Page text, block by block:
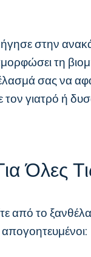
στην
τη
σας να
γιατρό ή
Όλες
από το